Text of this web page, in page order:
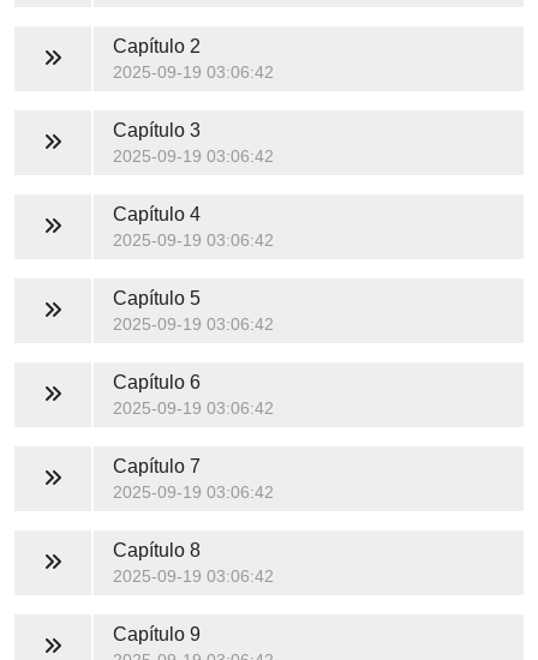
Capítulo 2
2025-09-19 03:06:42
Capítulo 3
2025-09-19 03:06:42
Capítulo 4
2025-09-19 03:06:42
Capítulo 5
2025-09-19 03:06:42
Capítulo 6
2025-09-19 03:06:42
Capítulo 7
2025-09-19 03:06:42
Capítulo 8
2025-09-19 03:06:42
Capítulo 9